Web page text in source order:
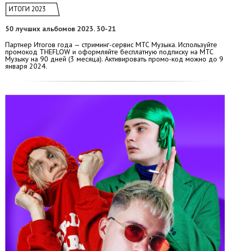
ИТОГИ 2023
50 лучших альбомов 2023. 30-21
Партнер Итогов года — стриминг-сервис МТС Музыка. Используйте
промокод THEFLOW и оформляйте бесплатную подписку на МТС
Музыку на 90 дней (3 месяца). Активировать промо-код можно до 9
января 2024.